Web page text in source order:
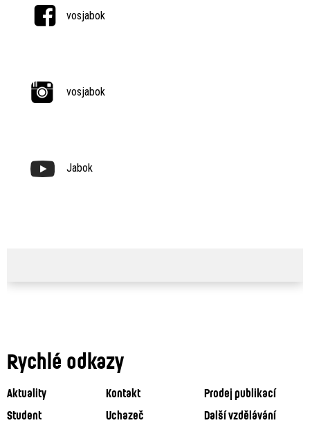
vosjabok
vosjabok
Jabok
Rychlé odkazy
Aktuality Kontakt
Prodej publikací
Student
Uchazeč
Další vzdělávání